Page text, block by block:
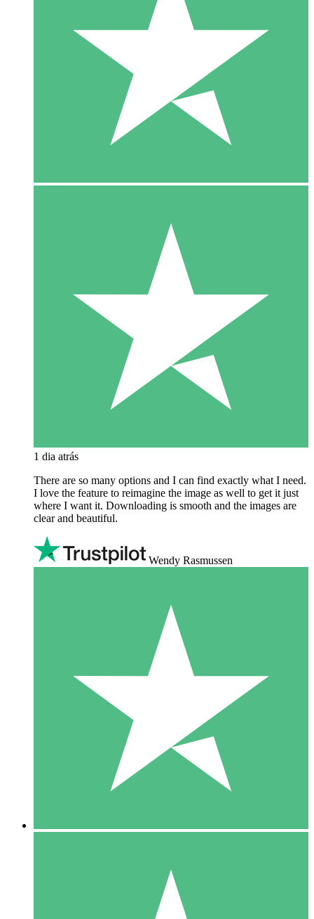
1 dia atrás
There are so many options and I can find exactly what I need.
I love the feature to reimagine the image as well to get it just
where I want it. Downloading is smooth and the images are
clear and beautiful.
Wendy Rasmussen